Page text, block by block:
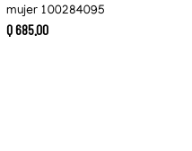
mujer 100284095
Q685.00